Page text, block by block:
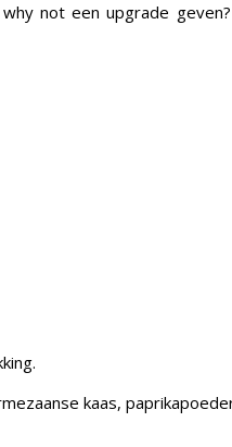
not een upgrade
kaas,